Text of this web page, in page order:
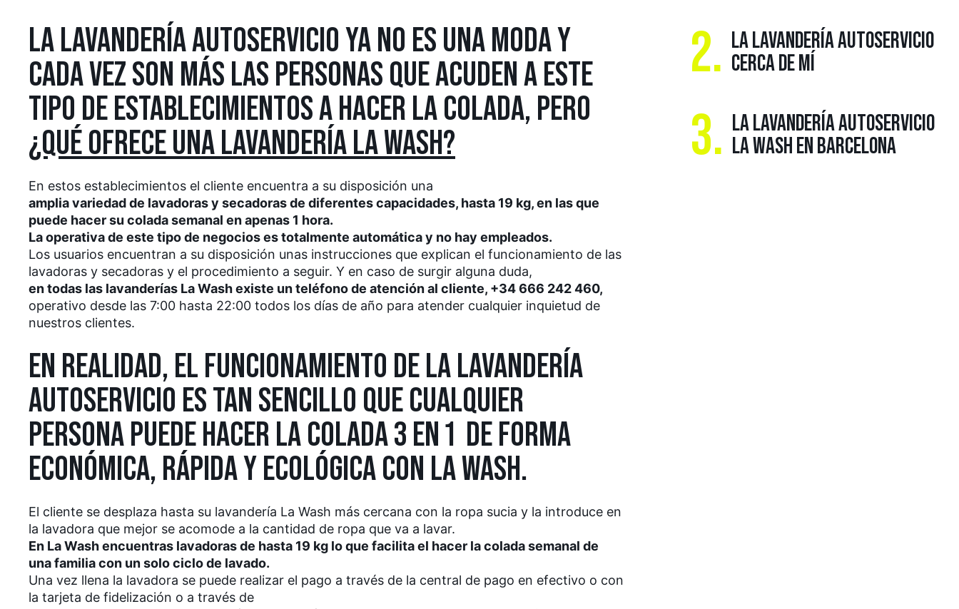
LA LAVANDERÍA AUTOSERVICIO YA NO ES UNA MODA Y
CADA VEZ SON MÁS LAS PERSONAS QUE ACUDEN A ESTE
TIPO DE ESTABLECIMIENTOS A HACER LA COLADA, PERO
¿QUÉ OFRECE UNA LAVANDERÍA LA WASH?
En estos establecimientos el cliente encuentra a su disposición una
amplia variedad de lavadoras y secadoras de diferentes capacidades, hasta 19 kg, en las que
puede hacer su colada semanal en apenas 1 hora.
La operativa de este tipo de negocios es totalmente automática y no hay empleados.
Los usuarios encuentran a su disposición unas instrucciones que explican el funcionamiento de las
lavadoras y secadoras y el procedimiento a seguir. Y en caso de surgir alguna duda,
en todas las lavanderías La Wash existe un teléfono de atención al cliente, +34 666 242 460,
operativo desde las 7:00 hasta 22:00 todos los días de año para atender cualquier inquietud de
nuestros clientes.
EN REALIDAD, EL FUNCIONAMIENTO DE LA LAVANDERÍA
AUTOSERVICIO ES TAN SENCILLO QUE CUALQUIER
PERSONA PUEDE HACER LA COLADA 3 EN 1 DE FORMA
ECONÓMICA, RÁPIDA Y ECOLÓGICA CON LA WASH.
El cliente se desplaza hasta su lavandería La Wash más cercana con la ropa sucia y la introduce en
la lavadora que mejor se acomode a la cantidad de ropa que va a lavar.
En La Wash encuentras lavadoras de hasta 19 kg lo que facilita el hacer la colada semanal de
una familia con un solo ciclo de lavado.
Una vez llena la lavadora se puede realizar el pago a través de la central de pago en efectivo o con
la tarjeta de fidelización o a través de
2. LA LAVANDERÍA AUTOSERVICIO
CERCA DE MÍ
3. LA LAVANDERÍA AUTOSERVICIO
LA WASH EN BARCELONA